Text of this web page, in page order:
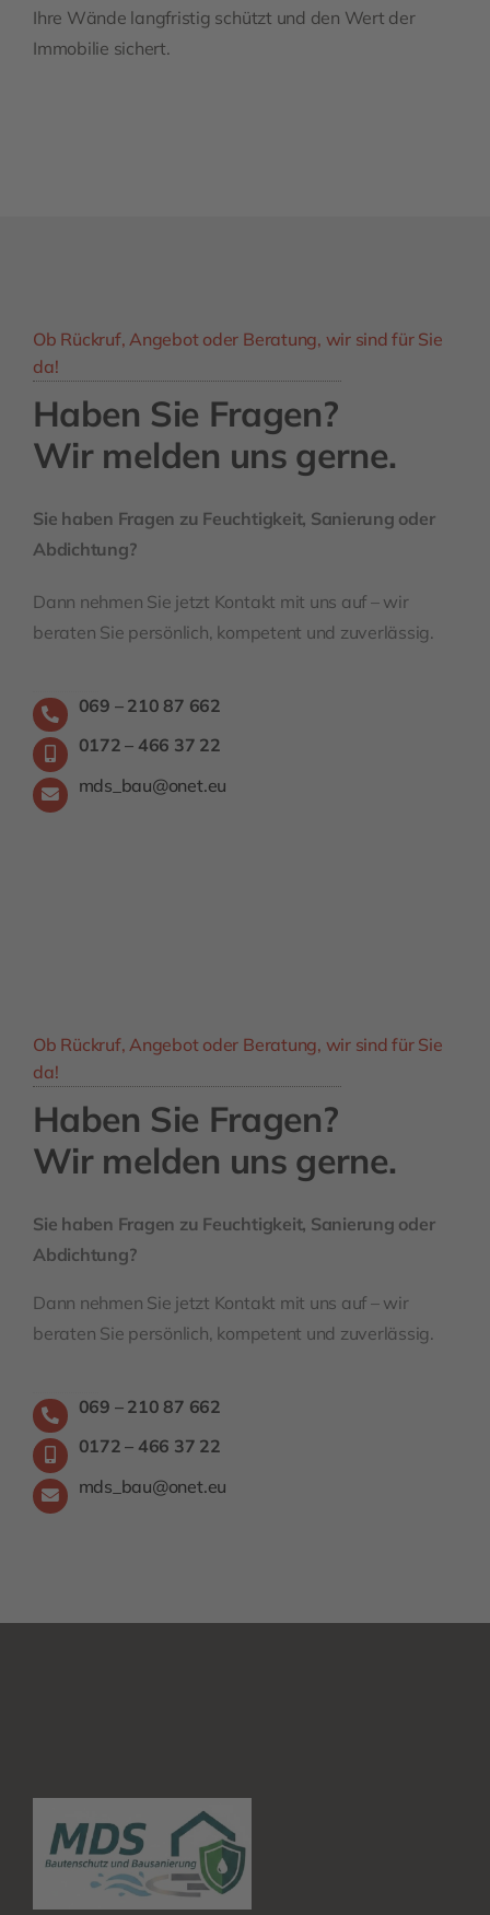
Ihre Wände langfristig schützt und den Wert der
Immobilie sichert.
Ob Rückruf, Angebot oder Beratung, wir sind für Sie
da!
Haben Sie Fragen?
Wir melden uns gerne.
Sie haben Fragen zu Feuchtigkeit, Sanierung oder
Abdichtung?
Dann nehmen Sie jetzt Kontakt mit uns auf – wir
beraten Sie persönlich, kompetent und zuverlässig.
069 – 210 87 662
0172 – 466 37 22
mds_bau@onet.eu
Ob Rückruf, Angebot oder Beratung, wir sind für Sie
da!
Haben Sie Fragen?
Wir melden uns gerne.
Sie haben Fragen zu Feuchtigkeit, Sanierung oder
Abdichtung?
Dann nehmen Sie jetzt Kontakt mit uns auf – wir
beraten Sie persönlich, kompetent und zuverlässig.
069 – 210 87 662
0172 – 466 37 22
mds_bau@onet.eu